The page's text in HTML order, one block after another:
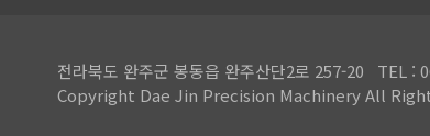
전라북도 완주군 봉동읍 완주산단2로 257-20
Copyright Dae Jin Precision Machinery All